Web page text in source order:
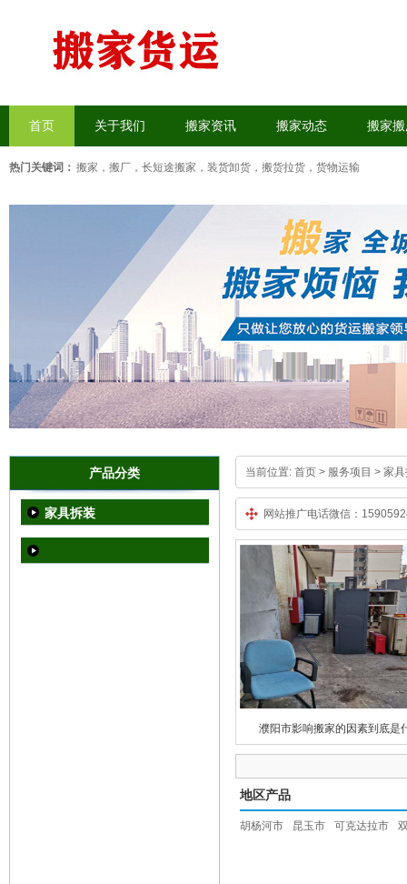
首页 关于我们 搬家资讯 搬家动态 搬家
热门关键词： 搬家，搬厂， 长短途搬家 ， 装货卸货， 搬货拉货， 货物运输
产品分类
家具拆装
当前位置: 首页 > 服务项目 > 家
网站推广电话微信：
濮阳市影响搬家的因素到底是
地区产品
胡杨河市 昆玉市 可克达拉市